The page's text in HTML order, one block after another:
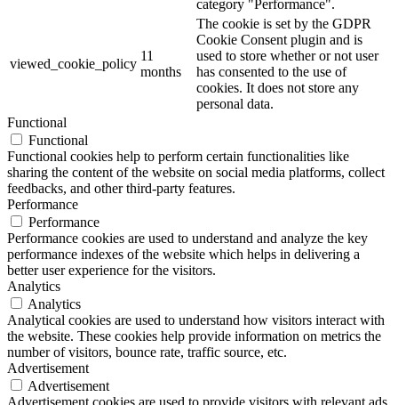
category "Performance".
viewed_cookie_policy
11
months
The cookie is set by the GDPR
Cookie Consent plugin and is
used to store whether or not user
has consented to the use of
cookies. It does not store any
personal data.
Functional
Functional
Functional cookies help to perform certain functionalities like
sharing the content of the website on social media platforms, collect
feedbacks, and other third-party features.
Performance
Performance
Performance cookies are used to understand and analyze the key
performance indexes of the website which helps in delivering a
better user experience for the visitors.
Analytics
Analytics
Analytical cookies are used to understand how visitors interact with
the website. These cookies help provide information on metrics the
number of visitors, bounce rate, traffic source, etc.
Advertisement
Advertisement